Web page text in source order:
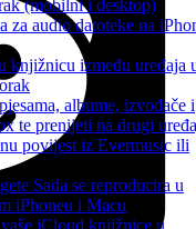
(mobilni i desktop)
za audio datoteke na
knjižnicu između uređaja
albume, izvođače i
te prenijeti na drugi
povijest iz Evermusic ili
Sada se reproducira u
iPhoneu i Macu
iCloud knjižnice u